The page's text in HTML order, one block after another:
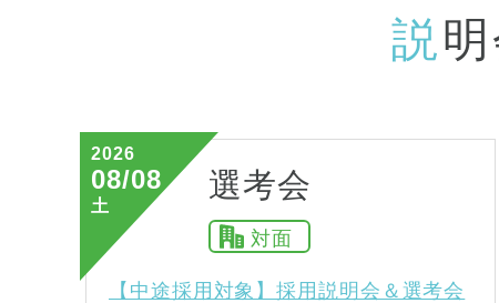
説明
2026
08/08
土
選考会
対面
【中途採用対象】採用説明会＆選考会